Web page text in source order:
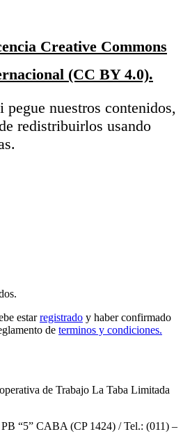
Creative Commons
(CC BY 4.0).
nuestros contenidos,
redistribuirlos usando
estarregistrado y haber confirmado
de terminos y condiciones.
de Trabajo La Taba Limitada
“5” CABA (CP 1424) / Tel.: (011) –